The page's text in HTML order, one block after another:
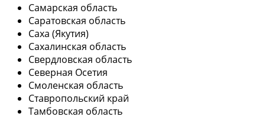
Самарская область
Саратовская область
Саха (Якутия)
Сахалинская область
Свердловская область
Северная Осетия
Смоленская область
Ставропольский край
Тамбовская область